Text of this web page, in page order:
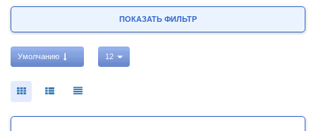
ПОКАЗАТЬ ФИЛЬТР
Умолчанию 12